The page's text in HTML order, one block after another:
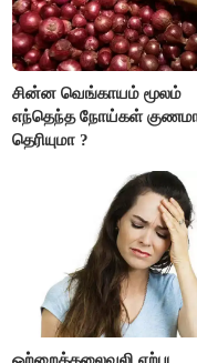
சின்ன வெங்காயம் மூலம்
எந்தெந்த நோய்கள்
தெரியுமா ?
ஒற்றைத்தலைவலி ஏற்பட